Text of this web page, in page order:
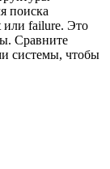
поиска
или failure. Это
Сравните
системы, чтобы